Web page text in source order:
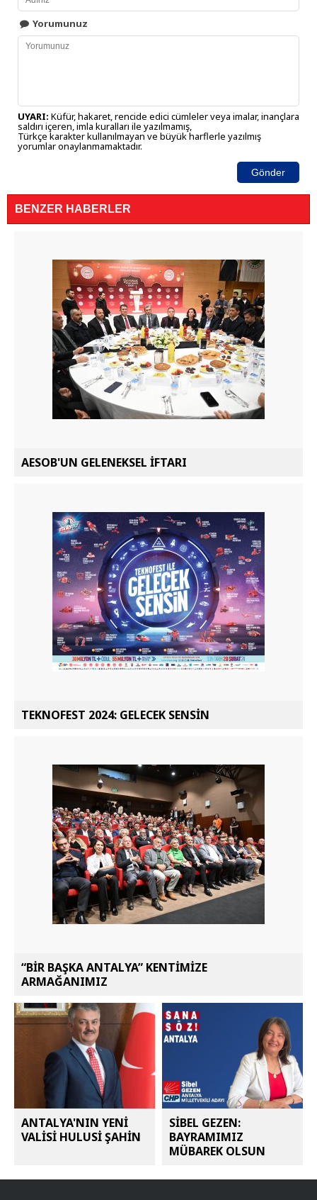
Yorumunuz
UYARI: Küfür, hakaret, rencide edici cümleler veya imalar, inançlara
saldırı içeren, imla kuralları ile yazılmamış,
Türkçe karakter kullanılmayan ve büyük harflerle yazılmış
yorumlar onaylanmamaktadır.
Gönder
BENZER HABERLER
AESOB'UN GELENEKSEL İFTARI
TEKNOFEST 2024: GELECEK SENSİN
“BİR BAŞKA ANTALYA” KENTİMİZE
ARMAĞANIMIZ
ANTALYA'NIN YENİ
VALİSİ HULUSİ ŞAHİN
SİBEL GEZEN:
BAYRAMIMIZ
MÜBAREK OLSUN